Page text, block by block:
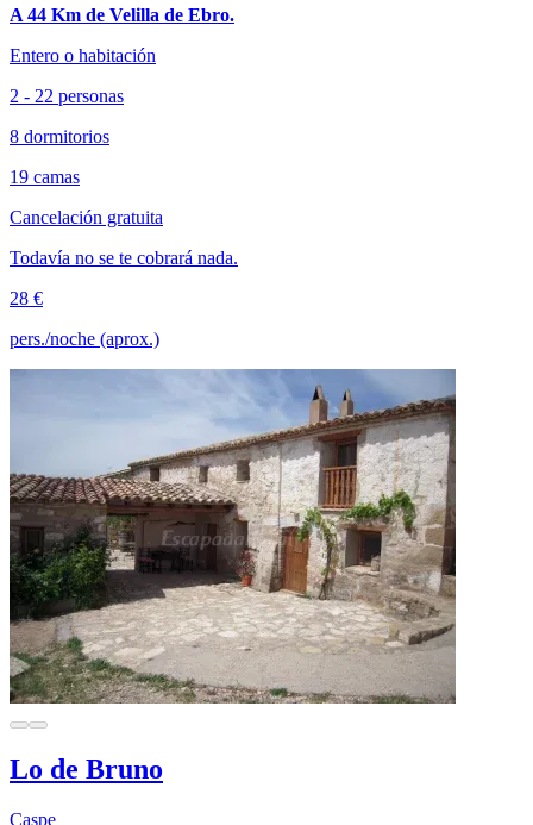
A 44 Km de Velilla de Ebro.
Entero o habitación
2 - 22 personas
8 dormitorios
19 camas
Cancelación gratuita
Todavía no se te cobrará nada.
28 €
pers./noche (aprox.)
Lo de Bruno
Caspe